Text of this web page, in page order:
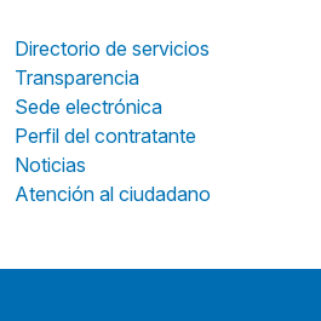
Directorio de servicios
Transparencia
Sede electrónica
Perfil del contratante
Noticias
Atención al ciudadano